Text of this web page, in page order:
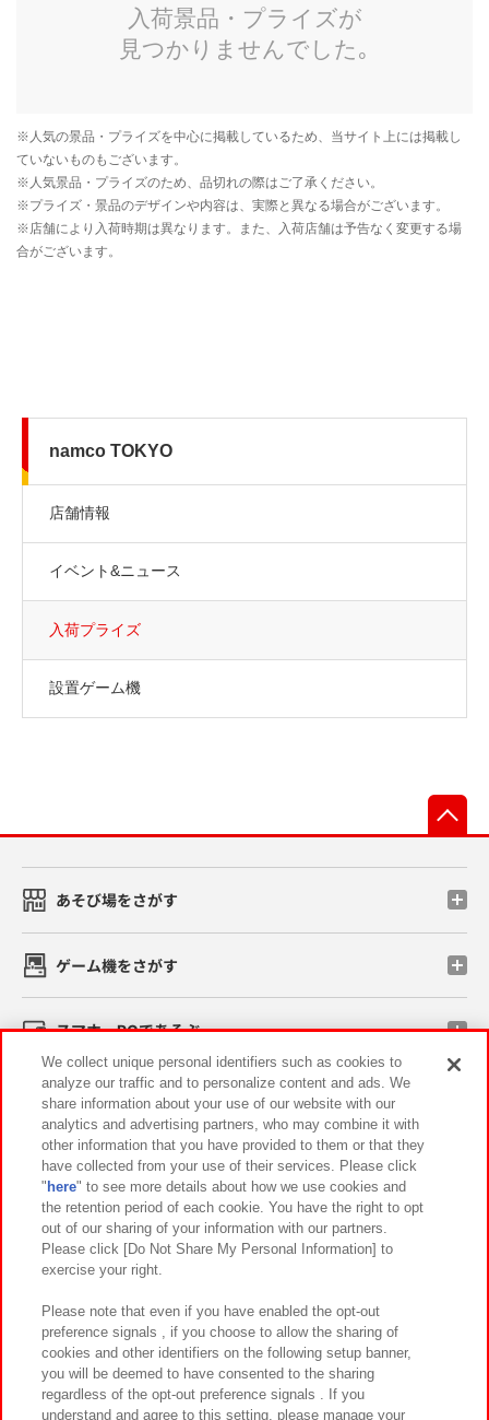
namco TOKYO
店舗情報
イベント&ニュース
入荷プライズ
設置ゲーム機
あそび場をさがす
ゲーム機をさがす
スマホ・PCであそぶ
イベント・キャンペーン
関連会社 サステナビリティ サイトポリシー
プライバシーポリシー ウェブアクセシビリティ方針と検証結果
お取引先さまとともに
カスタマーハラスメント対応方針 よくあるご質問・お問い合わせ
We collect unique personal identifiers such as cookies to
analyze our traffic and to personalize content and ads. We
share information about your use of our website with our
analytics and advertising partners, who may combine it with
other information that you have provided to them or that they
have collected from your use of their services. Please click
" here" to see more details about how we use cookies and
the retention period of each cookie. You have the right to opt
out of our sharing of your information with our partners.
Please click [Do Not Share My Personal Information] to
exercise your right.
Please note that even if you have enabled the opt-out
preference signals , if you choose to allow the sharing of
cookies and other identifiers on the following setup banner,
you will be deemed to have consented to the sharing
regardless of the opt-out preference signals . If you
understand and agree to this setting, please manage your